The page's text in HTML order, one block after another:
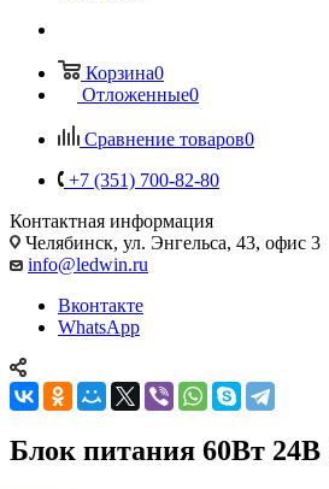
Корзина0
Отложенные0
Сравнение товаров0
+7 (351) 700-82-80
Контактная информация
Челябинск, ул. Энгельса, 43, офис 3
info@ledwin.ru
Вконтакте
WhatsApp
Блок питания 60Вт 24В